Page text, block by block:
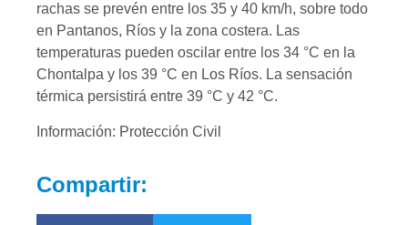
rachas se prevén entre los 35 y 40 km/h, sobre todo
en Pantanos, Ríos y la zona costera. Las
temperaturas pueden oscilar entre los 34 °C en la
Chontalpa y los 39 °C en Los Ríos. La sensación
térmica persistirá entre 39 °C y 42 °C.
Información: Protección Civil
Compartir: